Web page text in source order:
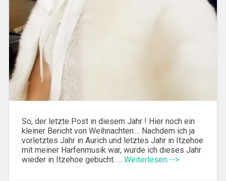
So, der letzte Post in diesem Jahr ! Hier noch ein
kleiner Bericht von Weihnachten.... Nachdem ich ja
vorletztes Jahr in Aurich und letztes Jahr in Itzehoe
mit meiner Harfenmusik war, wurde ich dieses Jahr
wieder in Itzehoe gebucht. … Weiterlesen -->